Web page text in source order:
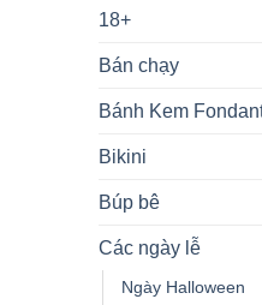
18+
Bán chạy
Bánh Kem
Bikini
Búp bê
Các ngày lễ
Ngày Halloween